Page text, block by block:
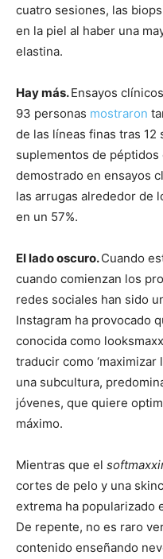
cuatro sesiones, las
en la piel al haber una
elastina.
Hay más.Ensayos
93 personas mostraron
de las líneas finas tras 12
suplementos de péptidos
demostrado en ensayos
las arrugas alrededor de
en un 57%.
El lado oscuro.Cuando
cuando comienzan los
redes sociales han sido
Instagram ha provocado
conocida como
traducir como ‘maximizar
una subcultura,
jóvenes, que quiere
máximo.
Mientras que el
cortes de pelo y una
extrema ha popularizado
De repente, no es raro
contenido enseñando